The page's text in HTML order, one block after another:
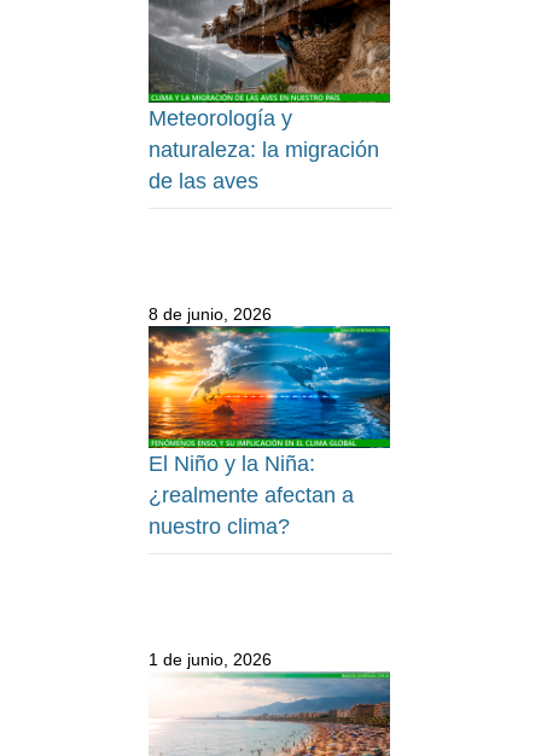
Meteorología y
naturaleza: la migración
de las aves
8 de junio, 2026
El Niño y la Niña:
¿realmente afectan a
nuestro clima?
1 de junio, 2026